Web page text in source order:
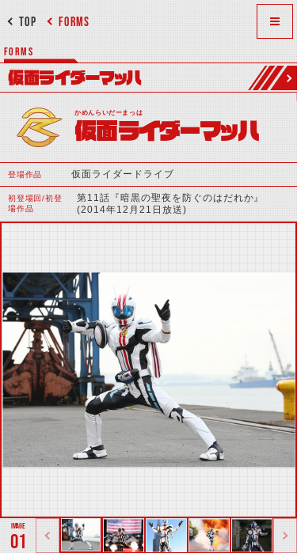
FORMS
TOP
FORMS
仮面ライダーマッハ
かめんらいだーまっは
仮面ライダーマッハ
登場作品 仮面ライダードライブ
初登場回/初登
場作品
第11話『暗黒の聖夜を防ぐのはだれか』
(2014年12月21日放送)
01